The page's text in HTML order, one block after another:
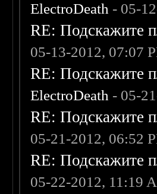
ElectroDeath - 05-
RE: Подскажите
05-13-2012, 07:07
RE: Подскажите
ElectroDeath - 05-
RE: Подскажите
05-21-2012, 06:52
RE: Подскажите
05-22-2012, 11:19